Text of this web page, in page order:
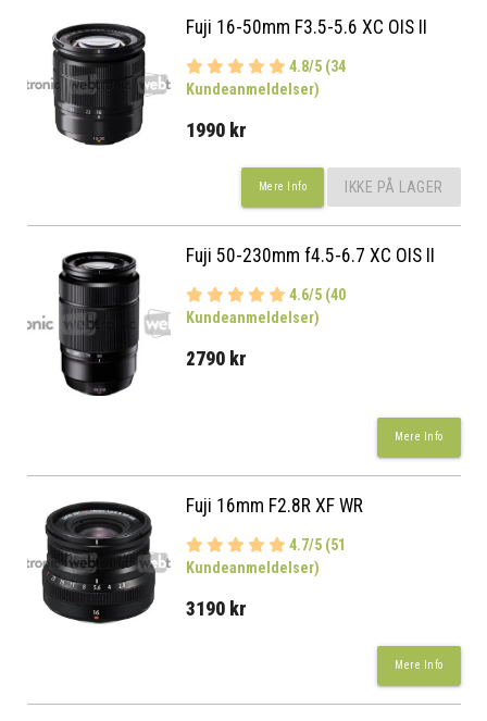
Fuji 16-50mm F3.5-5.6 XC OIS II
4.8/5 (34
Kundeanmeldelser)
1990 kr
Mere Info IKKE PÅ LAGER
Fuji 50-230mm f4.5-6.7 XC OIS II
4.6/5 (40
Kundeanmeldelser)
2790 kr
Mere Info
Fuji 16mm F2.8R XF WR
4.7/5 (51
Kundeanmeldelser)
3190 kr
Mere Info